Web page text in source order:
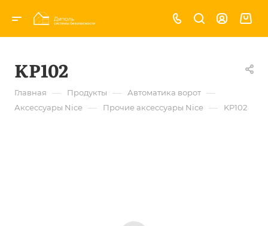
KP102
Главная — Продукты — Автоматика ворот —
Аксессуары Nice — Прочие аксессуары Nice — KP102